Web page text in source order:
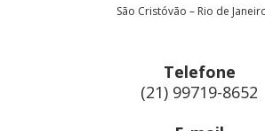
São Cristóvão – Rio de
Telefone
(21) 99719-8652